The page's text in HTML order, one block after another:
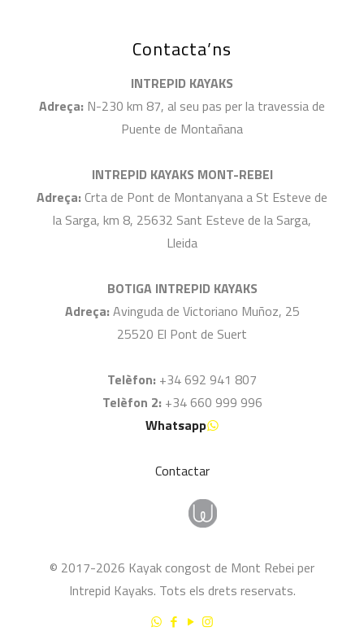
Contacta’ns
INTREPID KAYAKS
Adreça: N-230 km 87, al seu pas per la travessia de
Puente de Montañana
INTREPID KAYAKS MONT-REBEI
Adreça: Crta de Pont de Montanyana a St Esteve de
la Sarga, km 8, 25632 Sant Esteve de la Sarga,
Lleida
BOTIGA INTREPID KAYAKS
Adreça: Avinguda de Victoriano Muñoz, 25
25520 El Pont de Suert
Telèfon: +34 692 941 807
Telèfon 2: +34 660 999 996
Whatsapp
Contactar
© 2017-2026 Kayak congost de Mont Rebei per
Intrepid Kayaks. Tots els drets reservats.